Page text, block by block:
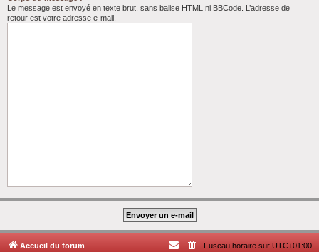
Le message est envoyé en texte brut, sans balise HTML ni BBCode. L’adresse de
retour est votre adresse e-mail.
Accueil du forum Fuseau horaire sur UTC+01:00